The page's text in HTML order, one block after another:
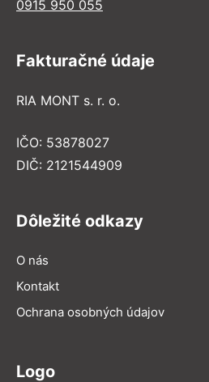
0915 950 055
Fakturačné údaje
RIA MONT s. r. o.
IČO: 53878027
DIČ: 2121544909
Dôležité odkazy
O nás
Kontakt
Ochrana osobných údajov
Logo